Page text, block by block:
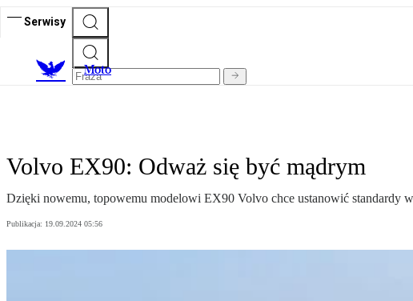
Serwisy
Moto
Volvo EX90: Odważ się być mądrym
Dzięki nowemu, topowemu modelowi EX90 Volvo chce ustanowić standardy
Publikacja: 19.09.2024 05:56